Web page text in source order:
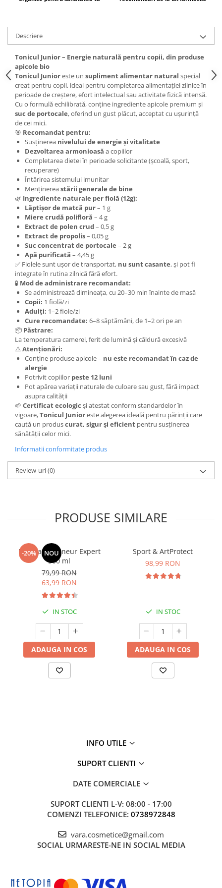
COSRX
BIODANCE
Cettua
Haruharu Wonder
Medicube
ARIUL
Dr. Althea
DELLA BORN
Seminte de in
Silimarina
Spirulina
Ulei de cocos
Ulei de peste
Ulei MCT
Vitamina A
Vitamina B
Vitamina C
Vitamina D
Vitamina E
Vitamina K
Zinc
Cătină
Chlorella
Colina
Electroliti
Produse Apicole
Cacao
Descriere
Tonicul Junior – Energie naturală pentru copii, din produse
apicole bio
Tonicul Junioreste un supliment alimentar natural special
creat pentru copii, ideal pentru completarea alimentației zilnice în
perioade de creștere, efort intelectual sau activitate fizică intensă.
Cu o formulă echilibrată, conține ingrediente apicole premium și
suc de portocale, oferind un gust plăcut, acceptat cu ușurință
de cei mici.
🎯 Recomandat pentru:
Susținerea nivelului de energie și vitalitate
Dezvoltarea armonioasă a copiilor
Completarea dietei în perioade solicitante (școală, sport,
recuperare)
Întărirea sistemului imunitar
Menținereastării generale de bine
🌿 Ingrediente naturale per fiolă (12g):
Lăptișor de matcă pur– 1 g
Miere crudă polifloră – 4 g
Extract de polen crud– 0,5 g
Extract de propolis– 0,05 g
Suc concentrat de portocale – 2 g
Apă purificată – 4,45 g
✅ Fiolele sunt ușor de transportat, nu sunt casante, și pot fi
integrate în rutina zilnică fără efort.
🧪 Mod de administrare recomandat:
Se administrează dimineața, cu 20–30 min înainte de masă
Copii: 1 fiolă/zi
Adulți: 1–2 fiole/zi
Cure recomandate: 6–8 săptămâni, de 1–2 ori pe an
📦 Păstrare:
La temperatura camerei, ferit de lumină și căldură excesivă
⚠️Atenționări:
Conține produse apicole – nu este recomandat în caz de
alergie
Potrivit copiilor peste 12 luni
Pot apărea variații naturale de culoare sau gust, fără impact
asupra calității
🌱 Certificat ecologic și atestat conform standardelor în
vigoare,Tonicul Junioreste alegerea ideală pentru părinții care
caută un produscurat, sigur și eficient pentru susținerea
sănătății celor mici.
Informatii conformitate produs
Review-uri(0)
PRODUSE SIMILARE
-20% NOU
Manhaē Draineur Expert
500 ml
79,99 RON
63,99 RON
IN STOC
ADAUGA IN COS
Sport & ArtProtect
98,99 RON
IN STOC
ADAUGA IN COS
INFO UTILE
SUPORT CLIENTI
DATE COMERCIALE
SUPORT CLIENTI L-V: 08:00 - 17:00
COMENZI TELEFONICE: 0738972848
vara.cosmetice@gmail.com
SOCIAL URMARESTE-NE IN SOCIAL MEDIA